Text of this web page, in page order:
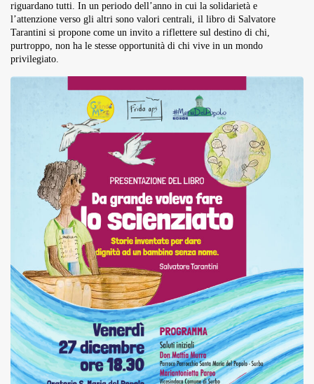
riguardano tutti. In un periodo dell’anno in cui la solidarietà e
l’attenzione verso gli altri sono valori centrali, il libro di Salvatore
Tarantini si propone come un invito a riflettere sul destino di chi,
purtroppo, non ha le stesse opportunità di chi vive in un mondo
privilegiato.